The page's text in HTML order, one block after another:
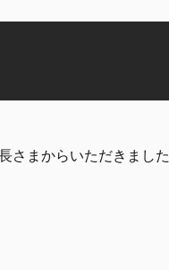
さまからいただきました